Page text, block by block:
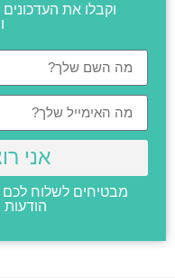
וקבלו את
אני
מבטיחים לשלוח לכם
הודעות